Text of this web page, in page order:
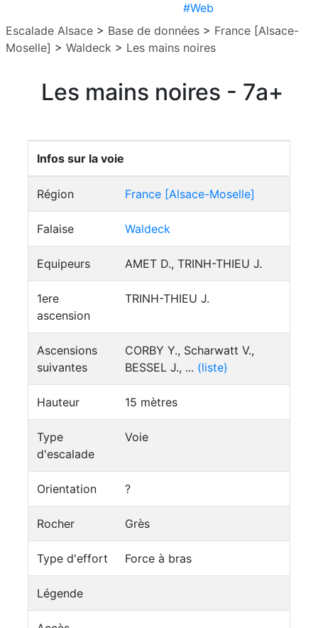
#Web
Escalade Alsace > Base de données > France [Alsace-
Moselle] > Waldeck > Les mains noires
Les mains noires - 7a+
Infos sur la voie
Région France [Alsace-Moselle]
Falaise Waldeck
Equipeurs AMET D., TRINH-THIEU J.
1ere
ascension
TRINH-THIEU J.
Ascensions
suivantes
CORBY Y., Scharwatt V.,
BESSEL J., ... (liste)
Hauteur 15 mètres
Type
d'escalade
Voie
Orientation ?
Rocher Grès
Type d'effort Force à bras
Légende